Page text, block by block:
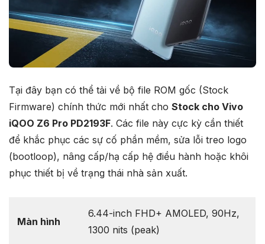
Tại đây bạn có thể tải về bộ file ROM gốc (Stock
Firmware) chính thức mới nhất cho Stock cho Vivo
iQOO Z6 Pro PD2193F. Các file này cực kỳ cần thiết
để khắc phục các sự cố phần mềm, sửa lỗi treo logo
(bootloop), nâng cấp/hạ cấp hệ điều hành hoặc khôi
phục thiết bị về trạng thái nhà sản xuất.
Màn hình
6.44-inch FHD+ AMOLED, 90Hz,
1300 nits (peak)